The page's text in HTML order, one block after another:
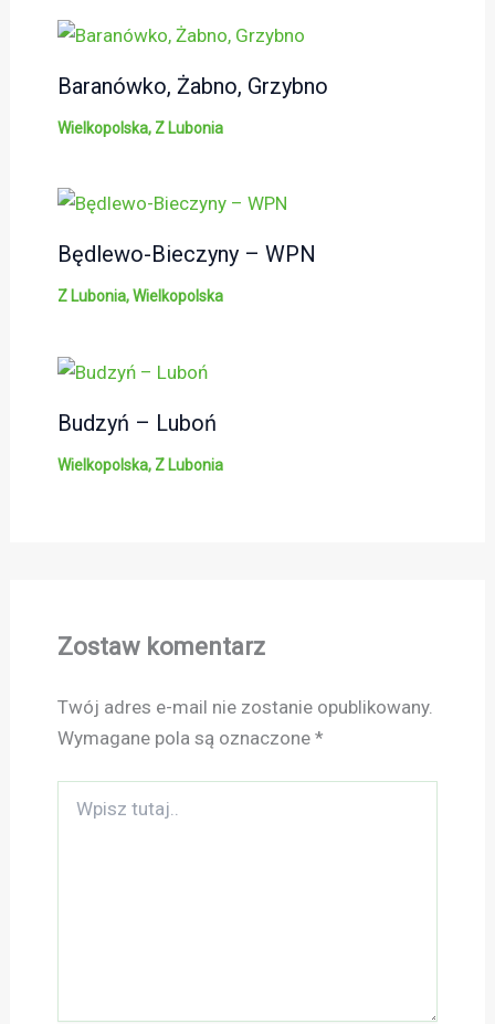
Baranówko, Żabno, Grzybno
Wielkopolska, Z Lubonia
Będlewo-Bieczyny – WPN
Z Lubonia,Wielkopolska
Budzyń – Luboń
Wielkopolska, Z Lubonia
Zostaw komentarz
Twój adres e-mail nie zostanie opublikowany.
Wymagane pola są oznaczone *
tutaj..